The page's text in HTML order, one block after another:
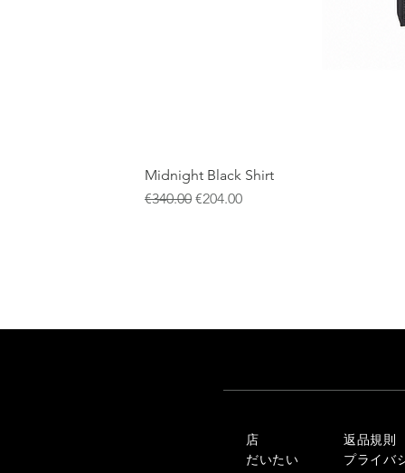
Midnight Black Shirt
通常価格
€340.00 セール価格
€204.00
店
だいたい
返品規則
プライバ